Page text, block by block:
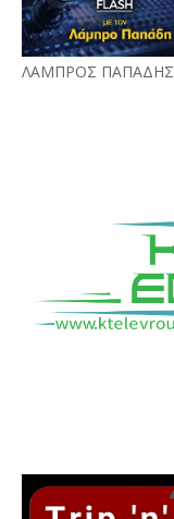
ΛΑΜΠΡΟΣ ΠΑΠΑΔΗΣ